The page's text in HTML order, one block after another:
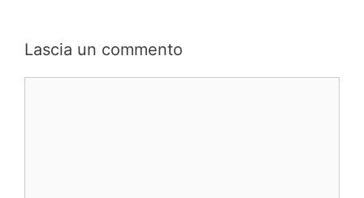
Lascia un commento